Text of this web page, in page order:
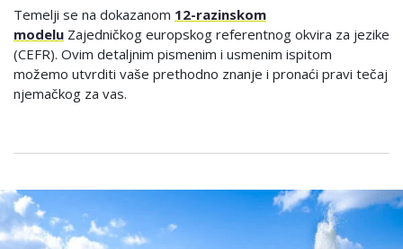
Temelji se na dokazanom 12-razinskom
modelu Zajedničkog europskog referentnog okvira za jezike
(CEFR). Ovim detaljnim pismenim i usmenim ispitom
možemo utvrditi vaše prethodno znanje i pronaći pravi tečaj
njemačkog za vas.